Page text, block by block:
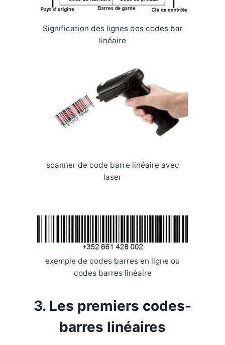
Signification des lignes des codes bar
linéaire
scanner de code barre linéaire avec
laser
exemple de codes barres en ligne ou
codes barres linéaire
3. Les premiers codes-
barres linéaires